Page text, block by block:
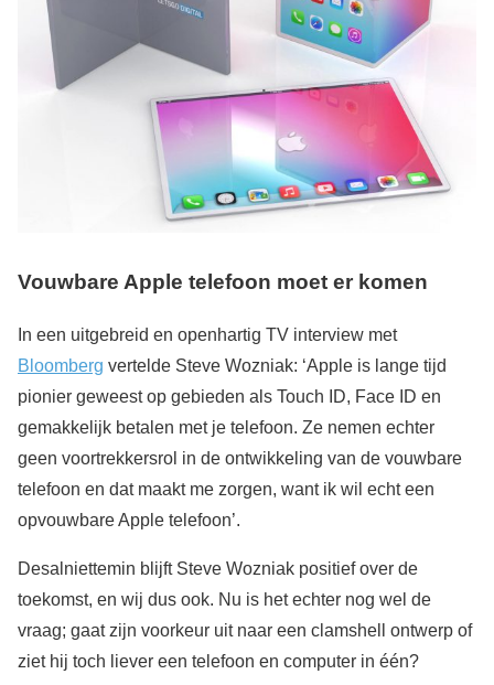
Vouwbare Apple telefoon moet er komen
In een uitgebreid en openhartig TV interview met
Bloomberg vertelde Steve Wozniak: ‘Apple is lange tijd
pionier geweest op gebieden als Touch ID, Face ID en
gemakkelijk betalen met je telefoon. Ze nemen echter
geen voortrekkersrol in de ontwikkeling van de vouwbare
telefoon en dat maakt me zorgen, want ik wil echt een
opvouwbare Apple telefoon’.
Desalniettemin blijft Steve Wozniak positief over de
toekomst, en wij dus ook. Nu is het echter nog wel de
vraag; gaat zijn voorkeur uit naar een clamshell ontwerp of
ziet hij toch liever een telefoon en computer in één?